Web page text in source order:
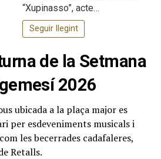
“Xupinasso”, acte…
Seguir llegint
de la Setmana
2026
ubicada a la plaça major es
per esdeveniments musicals i
les becerrades cadafaleres,
Retalls.